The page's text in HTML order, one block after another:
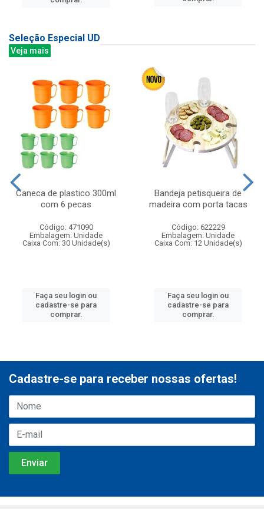
Seleção Especial UD
Veja mais
Caneca de plastico 300ml
com 6 pecas
Código: 471090
Embalagem: Unidade
Caixa Com: 30 Unidade(s)
Faça seu login ou
cadastre-se para
comprar.
Bandeja petisqueira de
madeira com porta tacas
Código: 622229
Embalagem: Unidade
Caixa Com: 12 Unidade(s)
Faça seu login ou
cadastre-se para
comprar.
Cadastre-se para receber nossas ofertas!